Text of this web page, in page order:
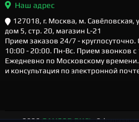
Наш адрес
127018, г. Москва, м. Савёловская,
дом 5, стр. 20, магазин L-21
Прием заказов 24/7 - круглосуточно.
10:00 - 20:00. Пн-Вс. Прием звонков с
Ежедневно по Московскому
и консультация по электронной